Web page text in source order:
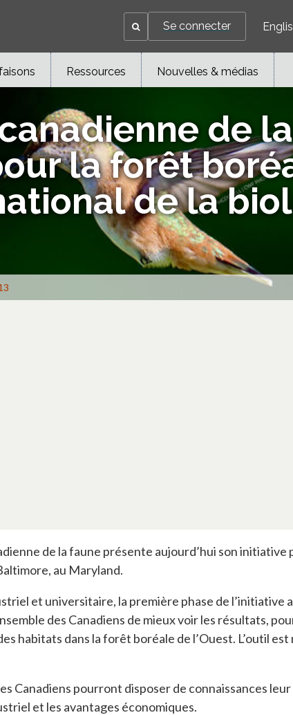
Se connecter
Ressources Nouvelles & médias
de
la forêt
de la
de la faune présente aujourd’hui son
au Maryland.
et universitaire, la première phase de l’initiative
des Canadiens de mieux voir les résultats,
habitats dans la forêt boréale de l’Ouest. L’outil
Canadiens pourront disposer de connaissances
et les avantages économiques.